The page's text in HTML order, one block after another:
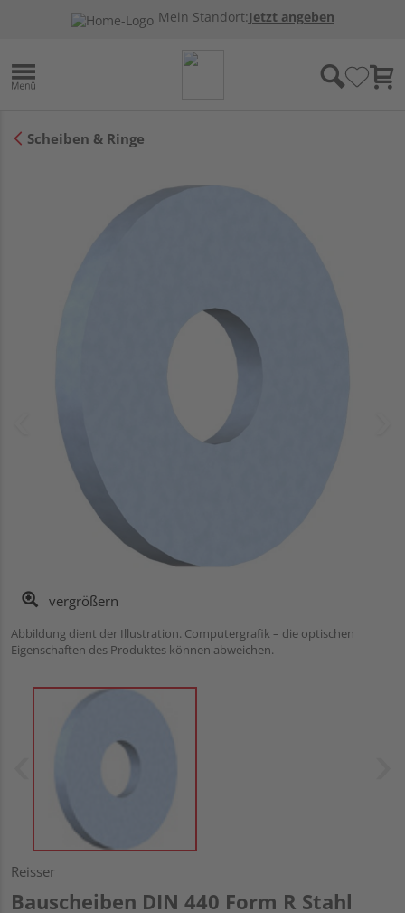
Mein Standort:Jetzt angeben
Scheiben & Ringe
vergrößern
Abbildung dient der Illustration. Computergrafik – die optischen
Eigenschaften des Produktes können abweichen.
Reisser
Bauscheiben DIN 440 Form R Stahl